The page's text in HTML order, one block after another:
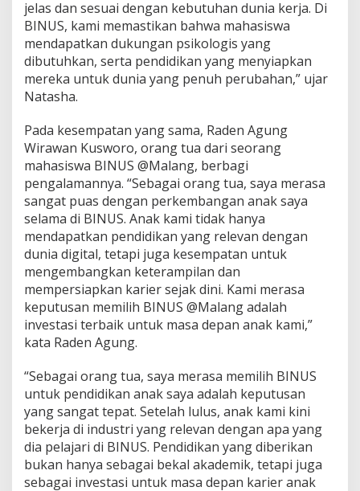
jelas dan sesuai dengan kebutuhan dunia kerja. Di
BINUS, kami memastikan bahwa mahasiswa
mendapatkan dukungan psikologis yang
dibutuhkan, serta pendidikan yang menyiapkan
mereka untuk dunia yang penuh perubahan,” ujar
Natasha.
Pada kesempatan yang sama, Raden Agung
Wirawan Kusworo, orang tua dari seorang
mahasiswa BINUS @Malang, berbagi
pengalamannya. “Sebagai orang tua, saya merasa
sangat puas dengan perkembangan anak saya
selama di BINUS. Anak kami tidak hanya
mendapatkan pendidikan yang relevan dengan
dunia digital, tetapi juga kesempatan untuk
mengembangkan keterampilan dan
mempersiapkan karier sejak dini. Kami merasa
keputusan memilih BINUS @Malang adalah
investasi terbaik untuk masa depan anak kami,”
kata Raden Agung.
“Sebagai orang tua, saya merasa memilih BINUS
untuk pendidikan anak saya adalah keputusan
yang sangat tepat. Setelah lulus, anak kami kini
bekerja di industri yang relevan dengan apa yang
dia pelajari di BINUS. Pendidikan yang diberikan
bukan hanya sebagai bekal akademik, tetapi juga
sebagai investasi untuk masa depan karier anak